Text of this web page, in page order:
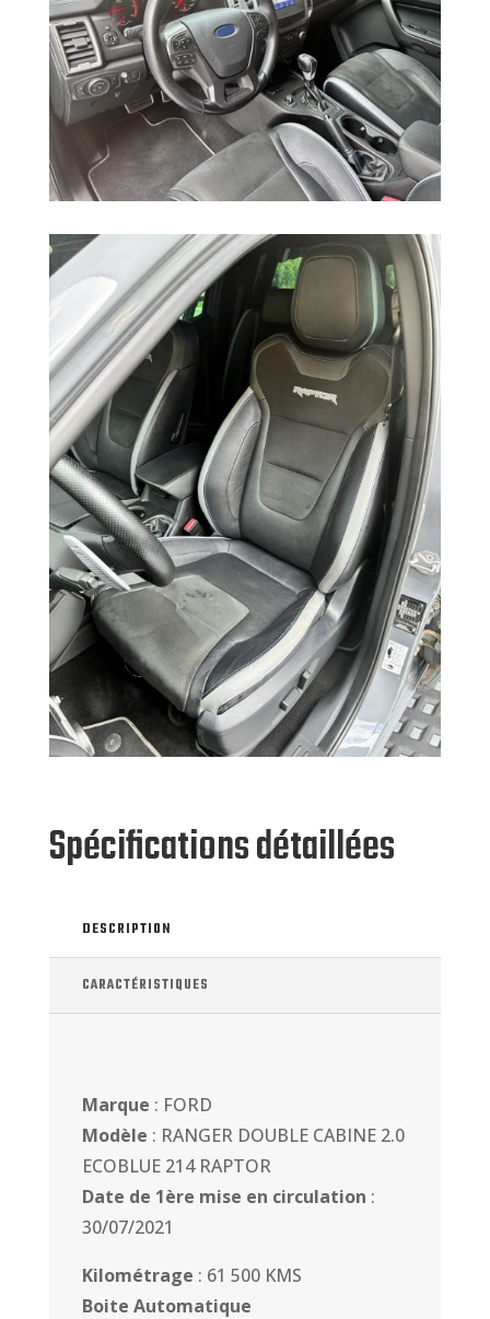
Spécifications détaillées
DESCRIPTION
CARACTÉRISTIQUES
Marque : FORD
Modèle : RANGER DOUBLE CABINE 2.0
ECOBLUE 214 RAPTOR
Date de 1ère mise en circulation :
30/07/2021
Kilométrage : 61 500 KMS
Boite Automatique